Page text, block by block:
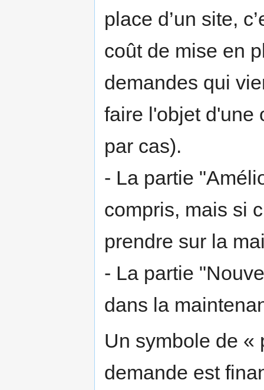
place d’un site,
coût de mise en
demandes qui
faire l'objet d'une
par cas).
- La partie
compris, mais si
prendre sur la
- La partie
dans la
Un symbole de «
demande est